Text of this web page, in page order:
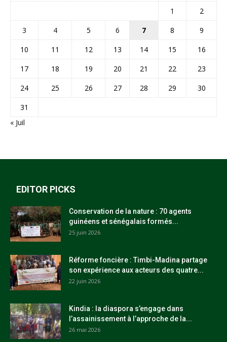
1
2
3
4 5 6 7 8
9
10
11 12 13 14 15
16
17
18 19 20 21 22
23
24
25 26 27 28 29
30
31
« Juil
EDITOR PICKS
Conservation de la nature : 70 agents
guinéens et sénégalais formés...
25 juin 2026
Réforme foncière : Timbi-Madina partage
son expérience aux acteurs des quatre...
22 juin 2026
Kindia : la diaspora s’engage dans
l’assainissement à l’approche de la...
26 mai 2026